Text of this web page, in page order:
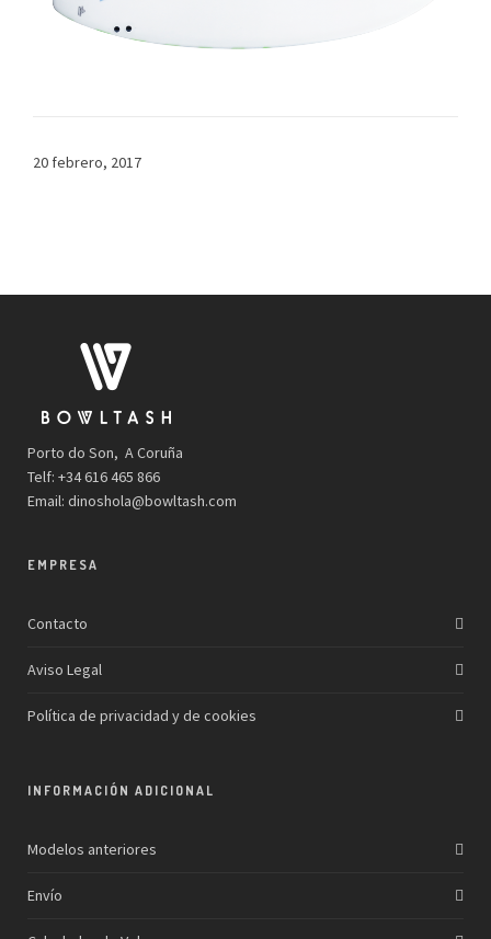
20 febrero, 2017
Porto do Son, A Coruña
Telf: +34 616 465 866
Email: dinoshola@bowltash.com
EMPRESA
Contacto
Aviso Legal
Política de privacidad y de cookies
INFORMACIÓN ADICIONAL
Modelos anteriores
Envío